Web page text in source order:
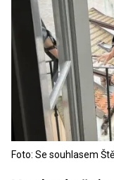
Foto: Se souhlasem